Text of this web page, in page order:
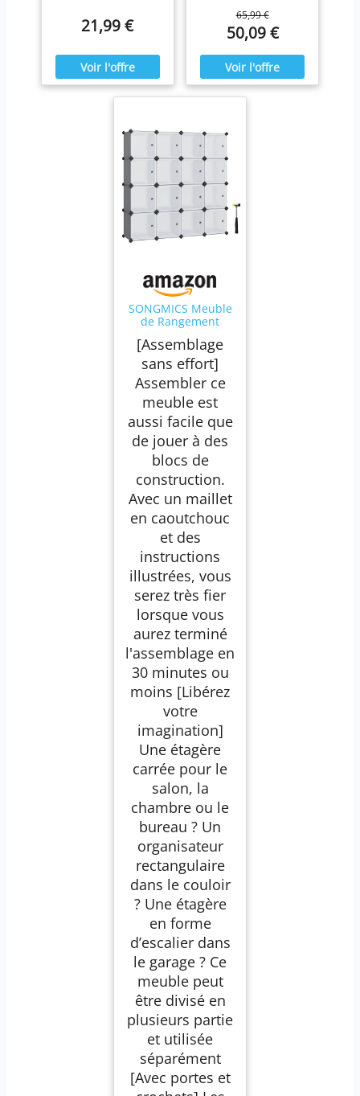
21,99 € 65,99 €
50,09 €
SONGMICS Meuble
de Rangement
Cubes, Étagère en
Plastique, avec
Portes, pour
Vêtements,
Chaussures, Livres,
Assemblage Facile,
Gris LPC443G01
[Assemblage
sans effort]
Assembler ce
meuble est
aussi facile que
de jouer à des
blocs de
construction.
Avec un maillet
en caoutchouc
et des
instructions
illustrées, vous
serez très fier
lorsque vous
aurez terminé
l'assemblage en
30 minutes ou
moins [Libérez
votre
imagination]
Une étagère
carrée pour le
salon, la
chambre ou le
bureau ? Un
organisateur
rectangulaire
dans le couloir
? Une étagère
en forme
d’escalier dans
le garage ? Ce
meuble peut
être divisé en
plusieurs partie
et utilisée
séparément
[Avec portes et